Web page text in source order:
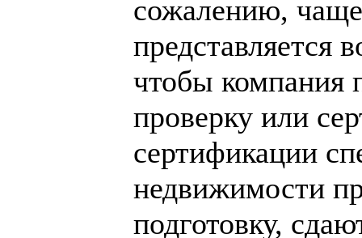
сожалению,
чтобы компания
проверку или
сертификации
недвижимости
подготовку,